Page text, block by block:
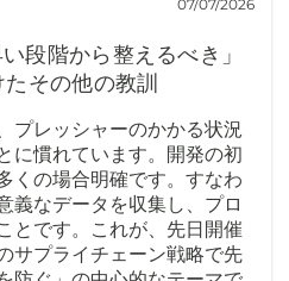
07/07/2026
段階から整えるべき」
その他の教訓
プレッシャーのかかる状況
に慣れています。開発の初
くの場合明確です。すなわ
義なデータを収集し、プロ
とです。これが、先日開催
サプライチェーン戦略で先